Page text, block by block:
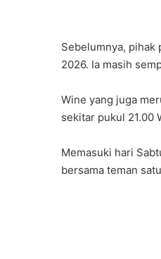
Sebelumnya, pihak
2026. Ia masih
Wine yang juga
sekitar pukul 21.00
Memasuki hari
bersama teman